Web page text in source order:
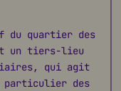
quartier des
un tiers-lieu
qui agit
particulier des